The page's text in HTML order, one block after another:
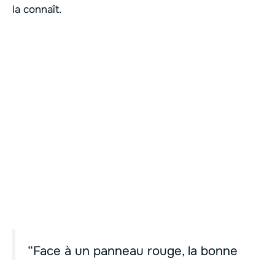
la connaît.
“Face à un panneau rouge, la bonne